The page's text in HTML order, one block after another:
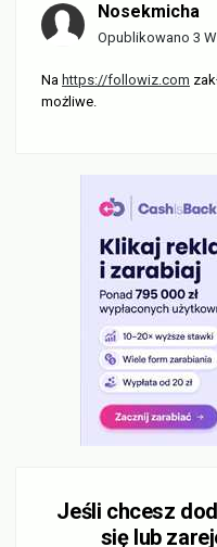
Nosekmicha
Opublikowano 3
Na https://followiz.com
możliwe.
Jeśli chcesz
się lub